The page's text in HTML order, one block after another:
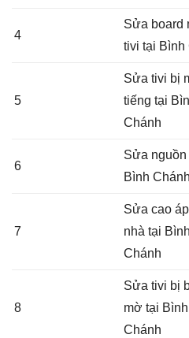
4
Sửa board
tivi tại Bình
5
Sửa tivi bị
tiếng tại
Chánh
6
Sửa nguồn
Bình Chánh
7
Sửa cao
nhà tại Bình
Chánh
8
Sửa tivi bị
mờ tại Bình
Chánh